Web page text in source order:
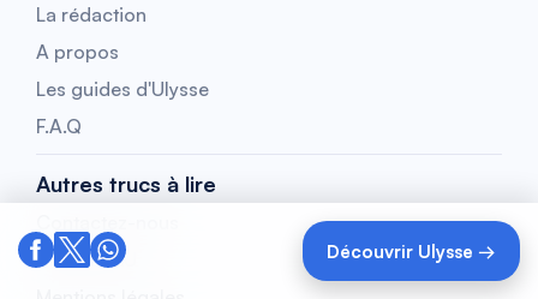
Découvrir Ulysse →
La rédaction
A propos
Les guides d'Ulysse
F.A.Q
Autres trucs à lire
CGV / CGU